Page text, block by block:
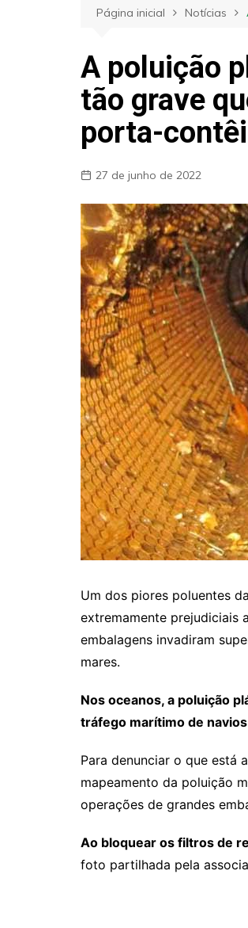
Página inicial Notícias
A poluição
tão grave
porta-
27 de junho de 2022
Um dos piores poluentes
extremamente prejudiciais
embalagens invadiram
mares.
Nos oceanos, a poluição
tráfego marítimo de
Para denunciar o que está
mapeamento da poluição
operações de grandes
Ao bloquear os filtros de
foto partilhada pela